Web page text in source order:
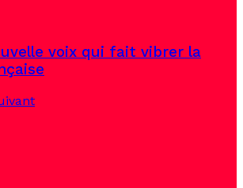
voix qui fait vibrer la